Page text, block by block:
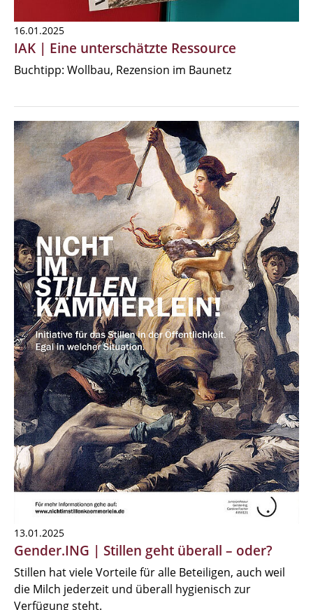
16.01.2025
IAK | Eine unterschätzte Ressource
Buchtipp: Wollbau, Rezension im Baunetz
13.01.2025
Gender.ING | Stillen geht überall – oder?
Stillen hat viele Vorteile für alle Beteiligen, auch weil
die Milch jederzeit und überall hygienisch zur
Verfügung steht.